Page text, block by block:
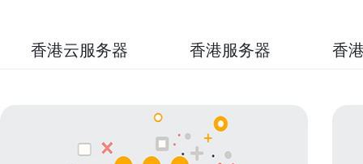
香港云服务器 香港服务器 香